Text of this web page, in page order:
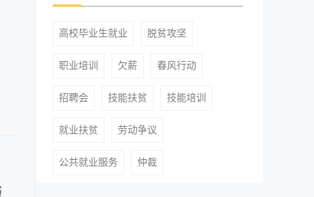
高校毕业生就业 脱贫攻坚
职业培训 欠薪 春风行动
招聘会 技能扶贫 技能培训
就业扶贫 劳动争议
公共就业服务 仲裁